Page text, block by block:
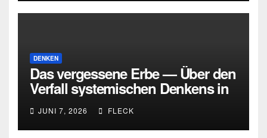
DENKEN
Das vergessene Erbe — Über den
Verfall systemischen Denkens in
Deutschland
JUNI 7, 2026 FLECK